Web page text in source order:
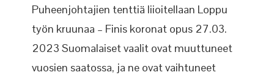
Puheenjohtajien tenttiä liioitellaan Loppu
työn kruunaa – Finis koronat opus 27.03.
2023 Suomalaiset vaalit ovat muuttuneet
vuosien saatossa, ja ne ovat vaihtuneet